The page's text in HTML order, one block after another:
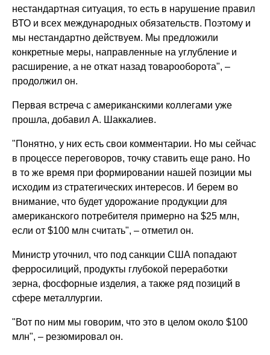
нестандартная ситуация, то есть в нарушение правил
ВТО и всех международных обязательств. Поэтому и
мы нестандартно действуем. Мы предложили
конкретные меры, направленные на углубление и
расширение, а не откат назад товарооборота", –
продолжил он.
Первая встреча с американскими коллегами уже
прошла, добавил А. Шаккалиев.
"Понятно, у них есть свои комментарии. Но мы сейчас
в процессе переговоров, точку ставить еще рано. Но
в то же время при формировании нашей позиции мы
исходим из стратегических интересов. И берем во
внимание, что будет удорожание продукции для
американского потребителя примерно на $25 млн,
если от $100 млн считать", – отметил он.
Министр уточнил, что под санкции США попадают
ферросилиций, продукты глубокой переработки
зерна, фосфорные изделия, а также ряд позиций в
сфере металлургии.
"Вот по ним мы говорим, что это в целом около $100
млн", – резюмировал он.